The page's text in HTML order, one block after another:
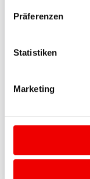
Präferenzen
Statistiken
Marketing